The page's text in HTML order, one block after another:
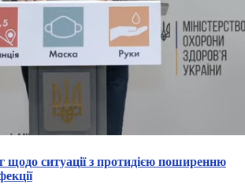
щодо ситуації з протидією поширенню